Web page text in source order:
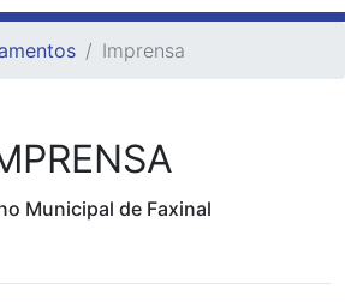
Imprensa
Municipal de Faxinal